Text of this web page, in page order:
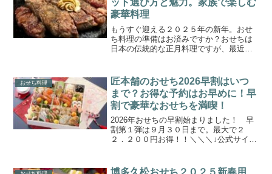
ット選び方と魅力。家族で楽しむ
豪華料理
もうすぐ迎える２０２５年の新年。おせ
ち料理の準備はお済みですか？おせちは
日本の伝統的な正月料理ですが、最近で
ットも大人気です。特に、忙しい現代人
にとって、手軽に美味しい...
おせち料理
匠本舗のおせち2026早割はいつ
まで？お得な予約はお早めに！早
割で豪華なおせちを満喫！
2026年おせちの早割始まりました！ 早
割第１弾は９月３０日まで。最大で２
２．２００円お得！！＼＼＼↓公式サイト
のおせち選び、悩んでいるあなたへ。せ
博多久松おせち２０２５新春用、